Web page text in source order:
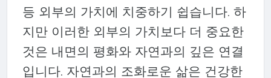
등 외부의 가치에 치중하기 쉽습니다. 하
지만 이러한 외부의 가치보다 더 중요한
것은 내면의 평화와 자연과의 깊은 연결
입니다. 자연과의 조화로운 삶은 건강한